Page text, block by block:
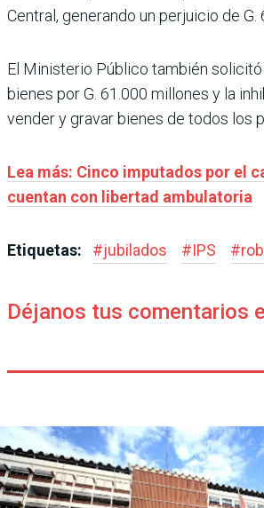
Central, generando un perjuicio de G.
El Ministerio Público también
bienes por G. 61.000 millones y la
vender y gravar bienes de todos los
Lea más: Cinco imputados por el
cuentan con libertad ambulatoria
Etiquetas: #jubilados #IPS #
Déjanos tus comentarios